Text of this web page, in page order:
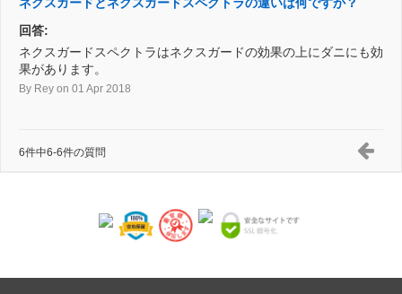
回答:
ネクスガードスペクトラはネクスガードの効果の上にダニにも効
果があります。
By Rey on 01 Apr 2018
6件中6-6件の質問